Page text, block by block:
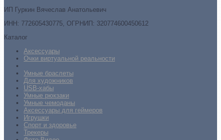
ИП Гуркин Вячеслав Анатольевич
ИНН: 772605430775, ОГРНИП: 320774600450612
Каталог
Аксессуары
Очки виртуальной реальности
Умные браслеты
Для художников
USB-хабы
Умные рюкзаки
Умные чемоданы
Аксессуары для геймеров
Игрушки
Спорт и здоровье
Трекеры